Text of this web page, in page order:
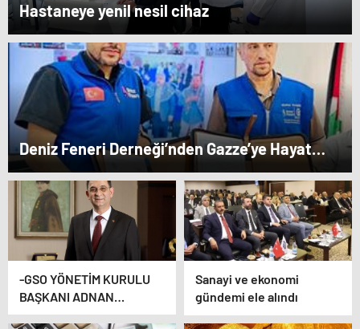
Hastaneye yenil nesil cihaz
Deniz Feneri Derneği’nden Gazze’ye Hayat
Veren Ortaklık…
-GSO YÖNETİM KURULU
BAŞKANI ADNAN
ÜNVERDİ:
Sanayi ve ekonomi
gündemi ele alındı